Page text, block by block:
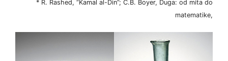
* R. Rashed, “Kamal al-Din”; C.B. Boyer, Duga: od mita do
matematike,